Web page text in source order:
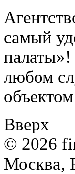
самый
палаты»!
любом
Вверх
© 2026
Москва,